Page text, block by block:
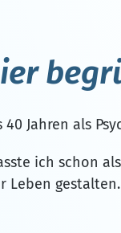
Jahren als
ich schon